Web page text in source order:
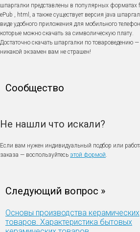
шпаргалки представлены в популярных форматах
ePub , html, а также существует версия java
виде удобного приложения для мобильного
которые можно скачать за символическую плату.
Достаточно скачать шпаргалки по товароведению —
никакой экзамен вам не страшен!
Сообщество
Не нашли что искали?
Если вам нужен индивидуальный подбор или
заказа — воспользуйтесь этой формой.
Следующий вопрос »
Основы производства керамических
товаров. Характеристика бытовых